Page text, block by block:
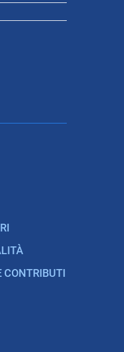
CONTRIBUTI